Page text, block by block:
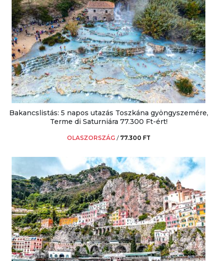
Bakancslistás: 5 napos utazás Toszkána gyöngyszemére,
Terme di Saturniára 77.300 Ft-ért!
OLASZORSZÁG / 77.300 FT